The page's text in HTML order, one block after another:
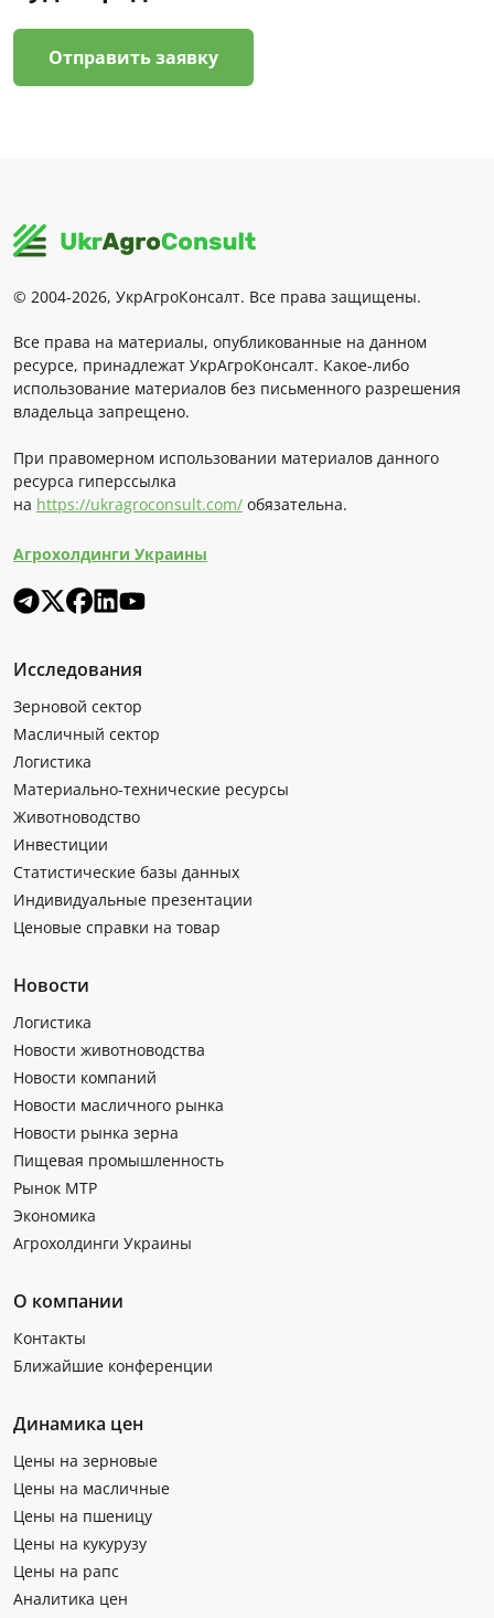
Отправить заявку
© 2004-2026, УкрАгроКонсалт. Все права защищены.
Все права на материалы, опубликованные на данном
ресурсе, принадлежат УкрАгроКонсалт. Какое-либо
использование материалов без письменного разрешения
владельца запрещено.
При правомерном использовании материалов данного
ресурса гиперссылка
на https://ukragroconsult.com/ обязательна.
Агрохолдинги Украины
Исследования
Зерновой сектор
Масличный сектор
Логистика
Материально-технические ресурсы
Животноводство
Инвестиции
Статистические базы данных
Индивидуальные презентации
Ценовые справки на товар
Новости
Логистика
Новости животноводства
Новости компаний
Новости масличного рынка
Новости рынка зерна
Пищевая промышленность
Рынок МТР
Экономика
Агрохолдинги Украины
О компании
Контакты
Ближайшие конференции
Динамика цен
Цены на зерновые
Цены на масличные
Цены на пшеницу
Цены на кукурузу
Цены на рапс
Аналитика цен